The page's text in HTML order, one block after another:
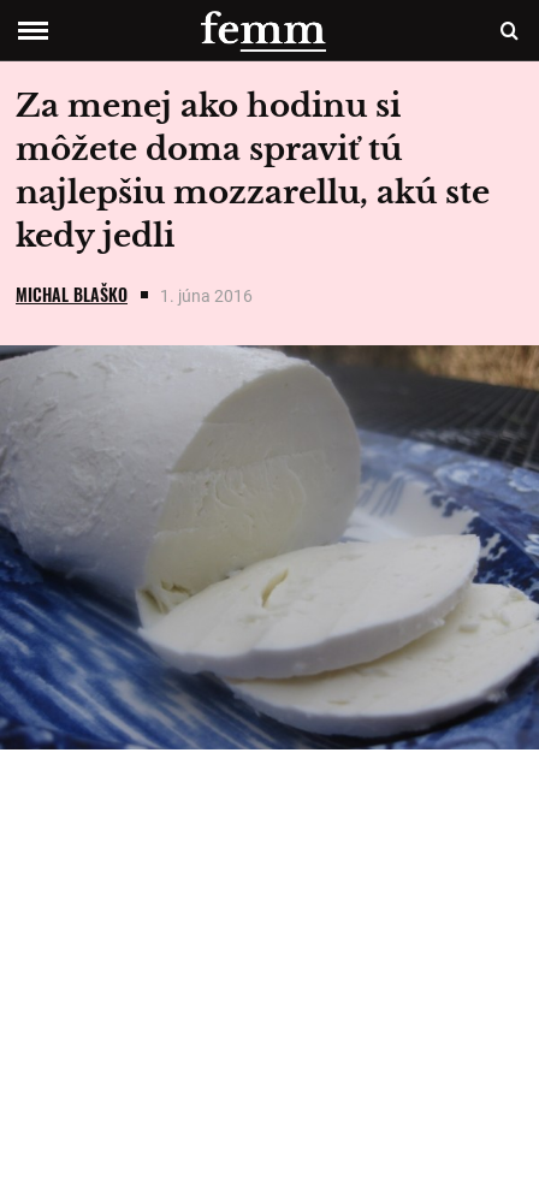
Za menej ako hodinu si
môžete doma spraviť tú
najlepšiu mozzarellu, akú ste
kedy jedli
MICHAL BLAŠKO 1. júna 2016